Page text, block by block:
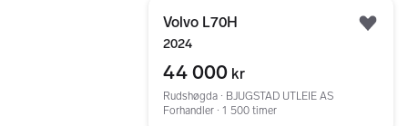
Volvo L70H
2024
44 000 kr
Rudshøgda ∙ BJUGSTAD UTLEIE AS
Forhandler ∙ 1 500 timer